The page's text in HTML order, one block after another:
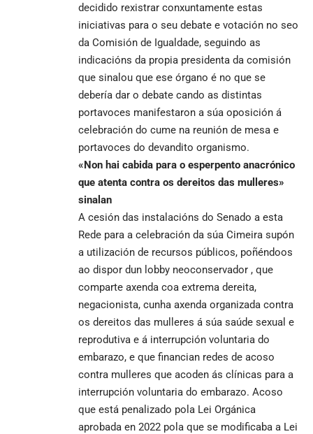
decidido rexistrar conxuntamente estas
iniciativas para o seu debate e votación no seo
da Comisión de Igualdade, seguindo as
indicacións da propia presidenta da comisión
que sinalou que ese órgano é no que se
debería dar o debate cando as distintas
portavoces manifestaron a súa oposición á
celebración do cume na reunión de mesa e
portavoces do devandito organismo.
«Non hai cabida para o esperpento anacrónico
que atenta contra os dereitos das mulleres»
sinalan
A cesión das instalacións do Senado a esta
Rede para a celebración da súa Cimeira supón
a utilización de recursos públicos, poñéndoos
ao dispor dun lobby neoconservador , que
comparte axenda coa extrema dereita,
negacionista, cunha axenda organizada contra
os dereitos das mulleres á súa saúde sexual e
reprodutiva e á interrupción voluntaria do
embarazo, e que financian redes de acoso
contra mulleres que acoden ás clínicas para a
interrupción voluntaria do embarazo. Acoso
que está penalizado pola Lei Orgánica
aprobada en 2022 pola que se modificaba a Lei